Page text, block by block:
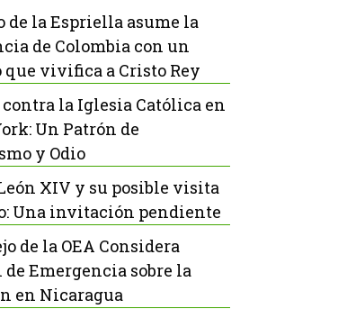
de la Espriella asume la
de Colombia con un
que vivifica a Cristo Rey
la Iglesia Católica en
Un Patrón de
y Odio
XIV y su posible visita
Una invitación pendiente
de la OEA Considera
Emergencia sobre la
en Nicaragua